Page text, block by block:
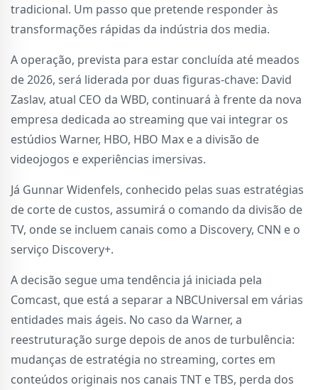
tradicional. Um passo que pretende responder às
transformações rápidas da indústria dos media.
A operação, prevista para estar concluída até meados
de 2026, será liderada por duas figuras-chave: David
Zaslav, atual CEO da WBD, continuará à frente da nova
empresa dedicada ao streaming que vai integrar os
estúdios Warner, HBO, HBO Max e a divisão de
videojogos e experiências imersivas.
Já Gunnar Widenfels, conhecido pelas suas estratégias
de corte de custos, assumirá o comando da divisão de
TV, onde se incluem canais como a Discovery, CNN e o
serviço Discovery+.
A decisão segue uma tendência já iniciada pela
Comcast, que está a separar a NBCUniversal em várias
entidades mais ágeis. No caso da Warner, a
reestruturação surge depois de anos de turbulência:
mudanças de estratégia no streaming, cortes em
conteúdos originais nos canais TNT e TBS, perda dos